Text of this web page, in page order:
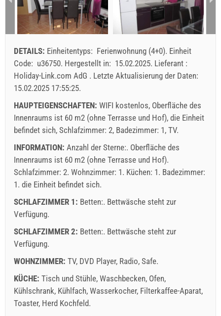
DETAILS: Einheitentyps: Ferienwohnung (4+0). Einheit
Code: u36750. Hergestellt in: 15.02.2025. Lieferant :
Holiday-Link.com AdG . Letzte Aktualisierung der Daten:
15.02.2025 17:55:25.
HAUPTEIGENSCHAFTEN: WIFI kostenlos, Oberfläche des
Innenraums ist 60 m2 (ohne Terrasse und Hof), die Einheit
befindet sich, Schlafzimmer: 2, Badezimmer: 1, TV.
INFORMATION: Anzahl der Sterne:. Oberfläche des
Innenraums ist 60 m2 (ohne Terrasse und Hof).
Schlafzimmer: 2. Wohnzimmer: 1. Küchen: 1. Badezimmer:
1. die Einheit befindet sich.
SCHLAFZIMMER 1: Betten:. Bettwäsche steht zur
Verfügung.
SCHLAFZIMMER 2: Betten:. Bettwäsche steht zur
Verfügung.
WOHNZIMMER: TV, DVD Player, Radio, Safe.
KÜCHE: Tisch und Stühle, Waschbecken, Ofen,
Kühlschrank, Kühlfach, Wasserkocher, Filterkaffee-Aparat,
Toaster, Herd Kochfeld.